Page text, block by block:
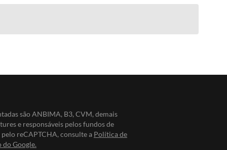
são ANBIMA, B3, CVM, demais
e responsáveis pelos fundos de
reCAPTCHA, consulte a Política de
do Google.